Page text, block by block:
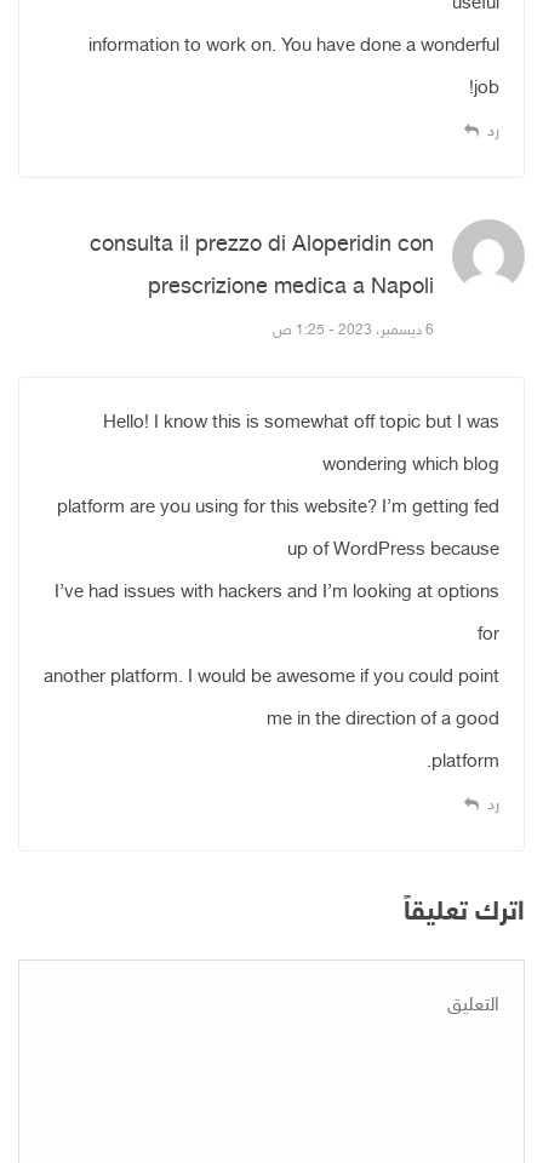
useful
information to work on. You have done a wonderful
job!
رد
consulta il prezzo di Aloperidin con
prescrizione medica a Napoli
6 ديسمبر، 2023 - 1:25 ص
Hello! I know this is somewhat off topic but I was
wondering which blog
platform are you using for this website? I’m getting fed
up of WordPress because
I’ve had issues with hackers and I’m looking at options
for
another platform. I would be awesome if you could point
me in the direction of a good
platform.
رد
اترك تعليقاً